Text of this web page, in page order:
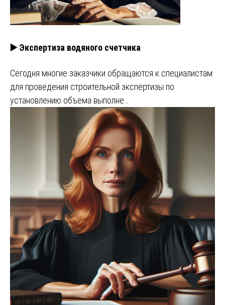
▶️ Экспертиза водяного счетчика
Сегодня многие заказчики обращаются к специалистам
для проведения строительной экспертизы по
установлению объема выполне…